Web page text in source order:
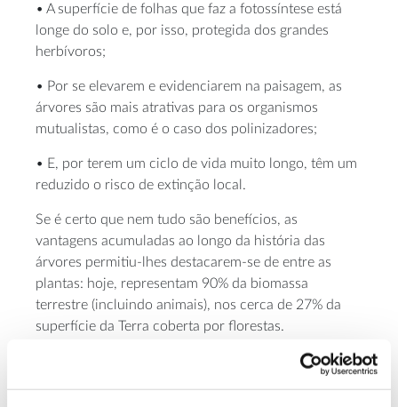
• A superfície de folhas que faz a fotossíntese está
longe do solo e, por isso, protegida dos grandes
herbívoros;
• Por se elevarem e evidenciarem na paisagem, as
árvores são mais atrativas para os organismos
mutualistas, como é o caso dos polinizadores;
• E, por terem um ciclo de vida muito longo, têm um
reduzido o risco de extinção local.
Se é certo que nem tudo são benefícios, as
vantagens acumuladas ao longo da história das
árvores permitiu-lhes destacarem-se de entre as
plantas: hoje, representam 90% da biomassa
terrestre (incluindo animais), nos cerca de 27% da
superfície da Terra coberta por florestas.